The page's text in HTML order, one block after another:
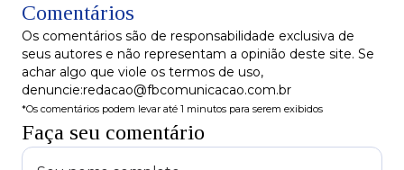
vezes mais alto que o brasileiro
Comentários
Os comentários são de responsabilidade exclusiva de
seus autores e não representam a opinião deste site. Se
achar algo que viole os termos de uso,
denuncie:redacao@fbcomunicacao.com.br
*Os comentários podem levar até 1 minutos para serem exibidos
Faça seu comentário